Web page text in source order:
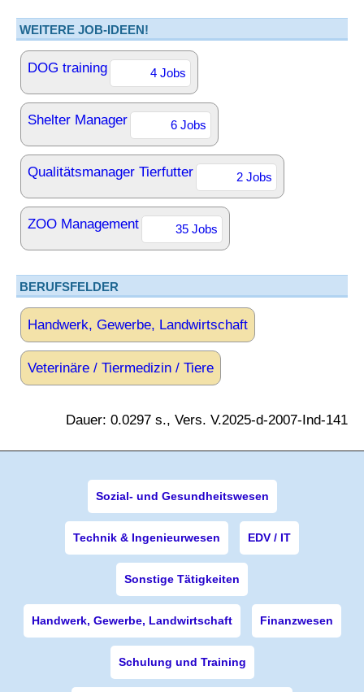
WEITERE JOB-IDEEN!
DOG training 4 Jobs
Shelter Manager 6 Jobs
Qualitätsmanager Tierfutter 2 Jobs
ZOO Management 35 Jobs
BERUFSFELDER
Handwerk, Gewerbe, Landwirtschaft
Veterinäre / Tiermedizin / Tiere
Dauer: 0.0297 s., Vers. V.2025-d-2007-Ind-141
Sozial- und Gesundheitswesen
Technik & Ingenieurwesen EDV / IT
Sonstige Tätigkeiten
Handwerk, Gewerbe, Landwirtschaft Finanzwesen
Schulung und Training